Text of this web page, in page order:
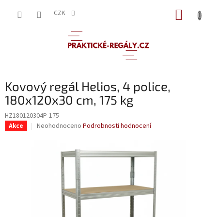
CZK
Kovový regál Helios, 4 police,
180x120x30 cm, 175 kg
HZ180120304P-175
Akce
Průměrné
hvězdiček.
Neohodnoceno Podrobnosti hodnocení